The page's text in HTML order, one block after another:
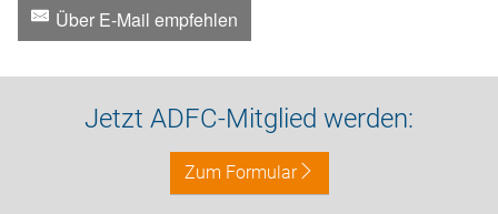
Über E-Mail empfehlen
Jetzt ADFC-Mitglied werden:
Zum Formular